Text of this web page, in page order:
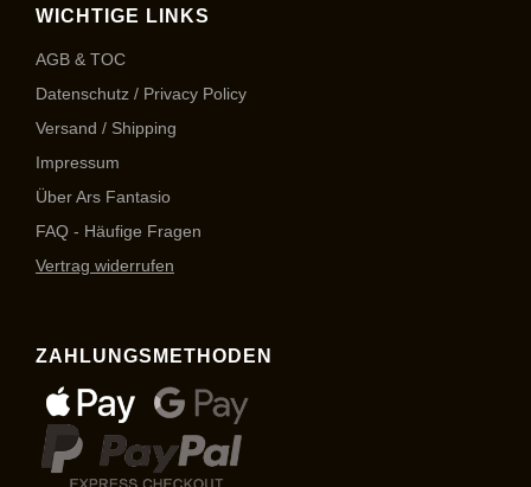
WICHTIGE LINKS
AGB & TOC
Datenschutz / Privacy Policy
Versand / Shipping
Impressum
Über Ars Fantasio
FAQ - Häufige Fragen
Vertrag widerrufen
ZAHLUNGSMETHODEN